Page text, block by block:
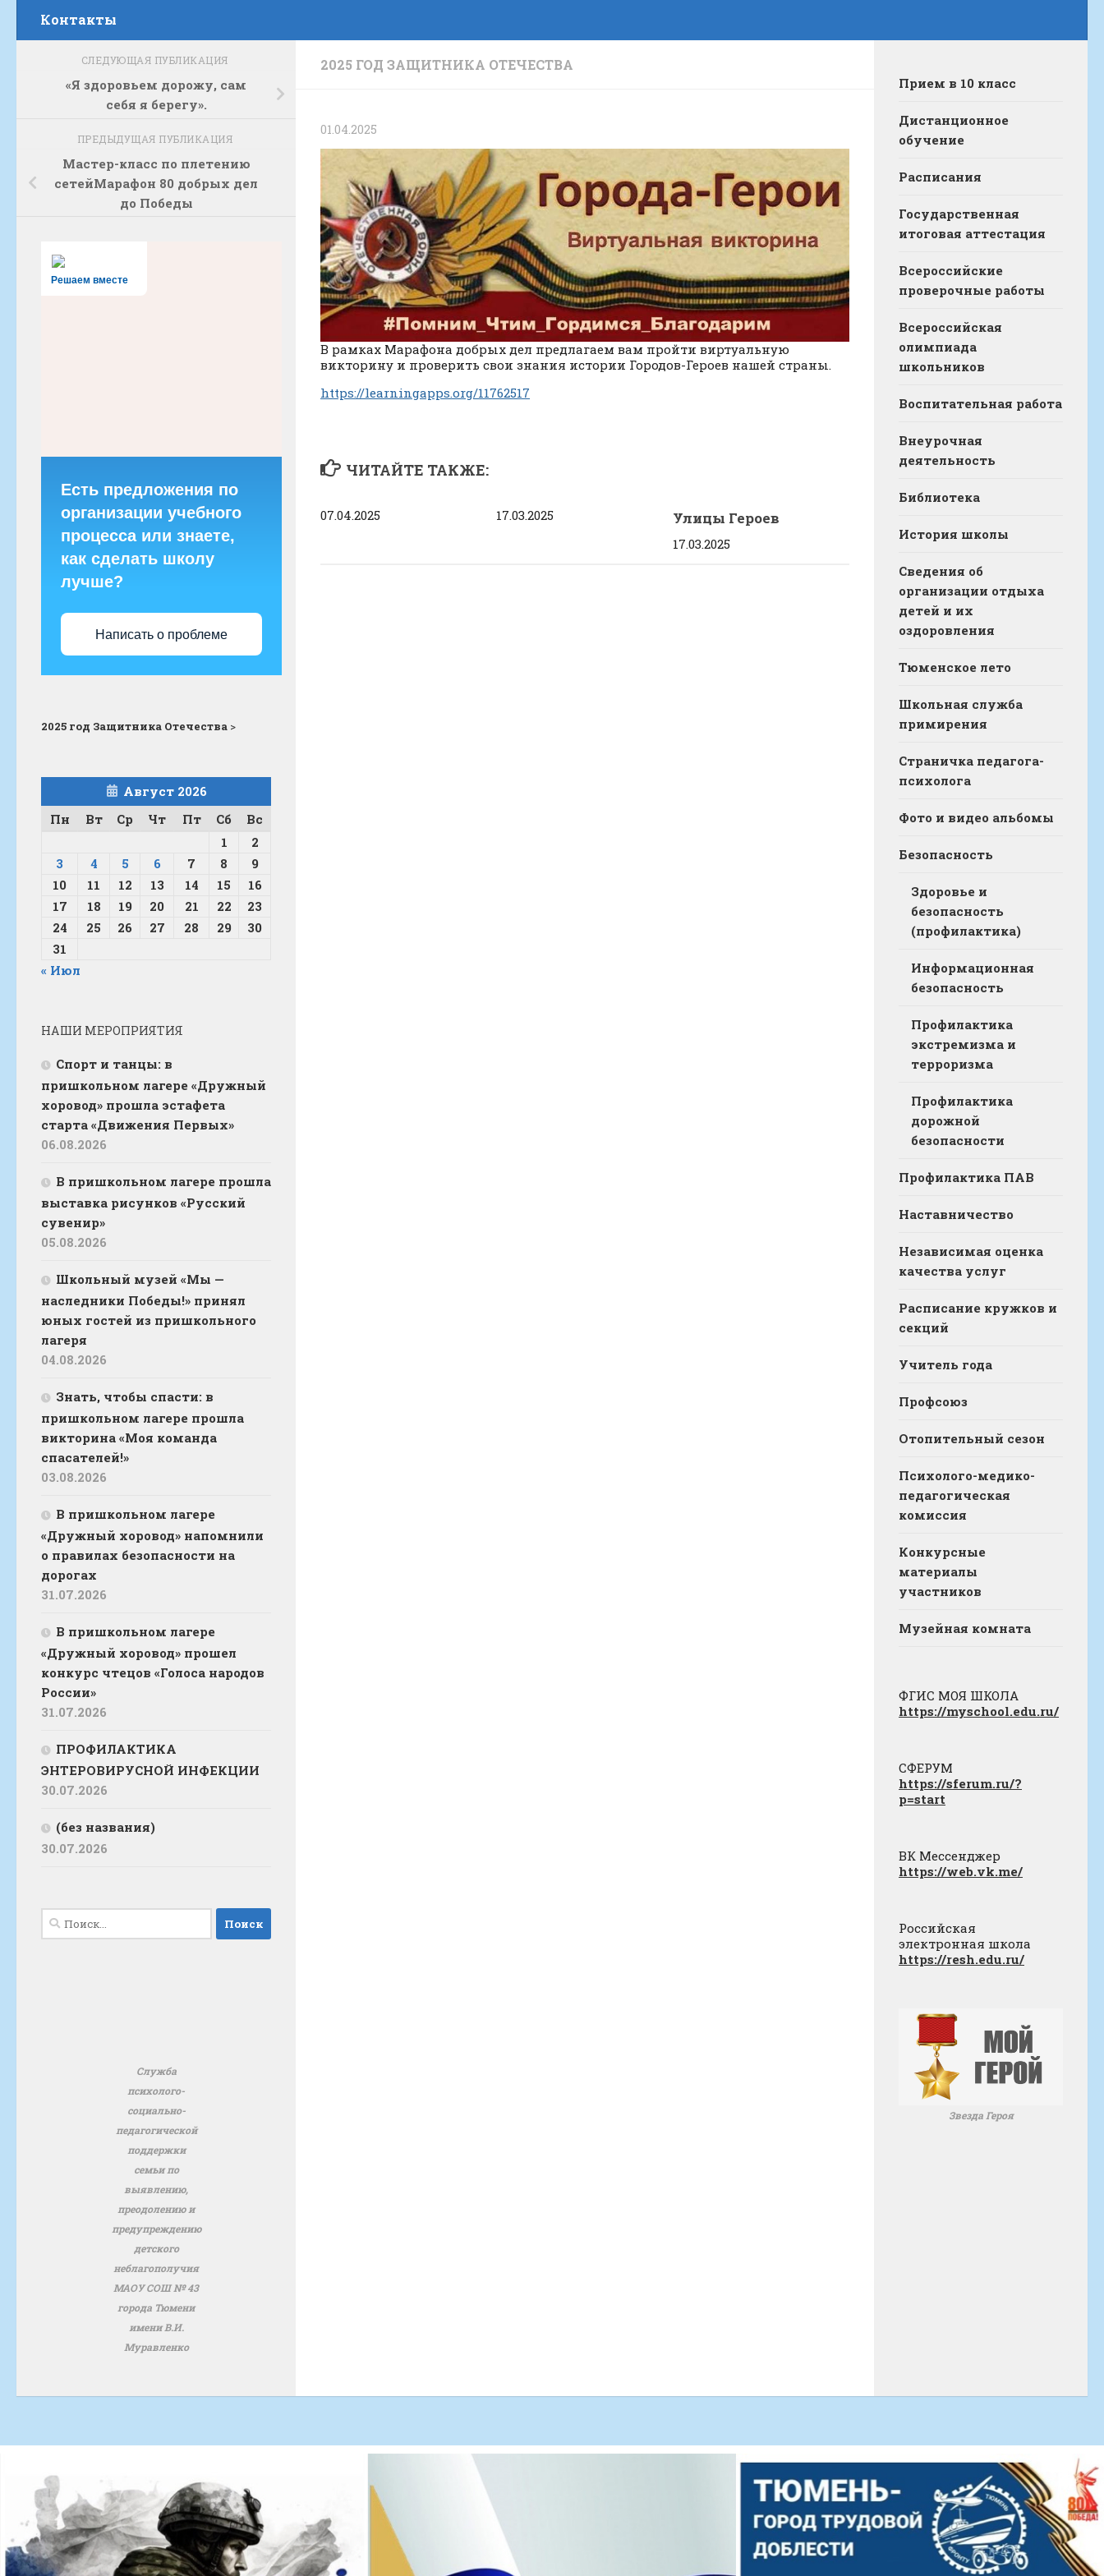
Контакты
2025 ГОД ЗАЩИТНИКА ОТЕЧЕСТВА
01.04.2025
В рамках Марафона добрых дел предлагаем вам пройти виртуальную
викторину и проверить свои знания истории Городов-Героев нашей страны.
https://learningapps.org/11762517
ЧИТАЙТЕ ТАКЖЕ:
07.04.2025 17.03.2025 Улицы Героев
17.03.2025
СЛЕДУЮЩАЯ ПУБЛИКАЦИЯ
«Я здоровьем дорожу, сам
себя я берегу».
ПРЕДЫДУЩАЯ ПУБЛИКАЦИЯ
Мастер-класс по плетению
сетейМарафон 80 добрых дел
до Победы
Решаем вместе
Есть предложения по
организации учебного
процесса или знаете,
как сделать школу
лучше?
Написать о проблеме
2025 год Защитника Отечества >
Август 2026
Пн
Вт Ср Чт Пт Сб
Вс
1
2
3
4 5 6 7 8
9
10
11 12 13 14 15
16
17
18 19 20 21 22
23
24
25 26 27 28 29
30
31
« Июл
НАШИ МЕРОПРИЯТИЯ
Спорт и танцы: в
пришкольном лагере «Дружный
хоровод» прошла эстафета
старта «Движения Первых»
06.08.2026
В пришкольном лагере прошла
выставка рисунков «Русский
сувенир»
05.08.2026
Школьный музей «Мы —
наследники Победы!» принял
юных гостей из пришкольного
лагеря
04.08.2026
Знать, чтобы спасти: в
пришкольном лагере прошла
викторина «Моя команда
спасателей!»
03.08.2026
В пришкольном лагере
«Дружный хоровод» напомнили
о правилах безопасности на
дорогах
31.07.2026
В пришкольном лагере
«Дружный хоровод» прошел
конкурс чтецов «Голоса народов
России»
31.07.2026
ПРОФИЛАКТИКА
ЭНТЕРОВИРУСНОЙ ИНФЕКЦИИ
30.07.2026
(без названия)
30.07.2026
Найти:
Служба
психолого-
социально-
педагогической
поддержки
семьи по
выявлению,
преодолению и
предупреждению
детского
неблагополучия
МАОУ СОШ № 43
города Тюмени
имени В.И.
Муравленко
Прием в 10 класс
Дистанционное
обучение
Расписания
Государственная
итоговая аттестация
Всероссийские
проверочные работы
Всероссийская
олимпиада
школьников
Воспитательная работа
Внеурочная
деятельность
Библиотека
История школы
Сведения об
организации отдыха
детей и их
оздоровления
Тюменское лето
Школьная служба
примирения
Страничка педагога-
психолога
Фото и видео альбомы
Безопасность
Здоровье и
безопасность
(профилактика)
Информационная
безопасность
Профилактика
экстремизма и
терроризма
Профилактика
дорожной
безопасности
Профилактика ПАВ
Наставничество
Независимая оценка
качества услуг
Расписание кружков и
секций
Учитель года
Профсоюз
Отопительный сезон
Психолого-медико-
педагогическая
комиссия
Конкурсные
материалы
участников
Музейная комната
ФГИС МОЯ ШКОЛА
https://myschool.edu.ru/
СФЕРУМ
https://sferum.ru/?
p=start
ВК Мессенджер
https://web.vk.me/
Российская
электронная школа
https://resh.edu.ru/
Звезда Героя